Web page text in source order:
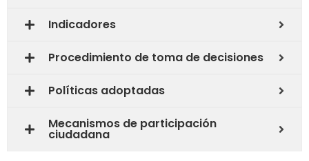
Indicadores
Procedimiento de toma de decisiones
Políticas adoptadas
Mecanismos de participación
ciudadana